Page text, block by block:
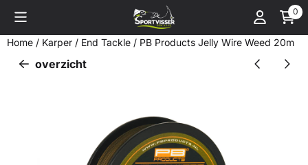
Cookievoorkeuren zijn momenteel gesloten. 0
Home / Karper / End Tackle / PB Products Jelly Wire Weed 20m
overzicht